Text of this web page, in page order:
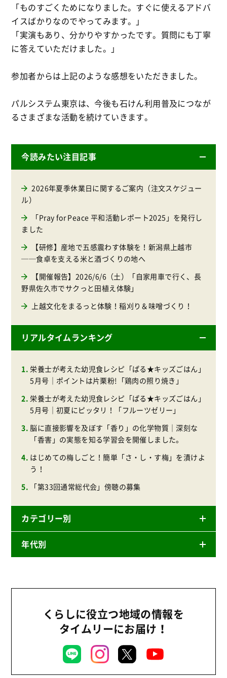
「ものすごくためになりました。すぐに使えるアドバ
イスばかりなのでやってみます。」
「実演もあり、分かりやすかったです。質問にも丁寧
に答えていただけました。」
参加者からは上記のような感想をいただきました。
パルシステム東京は、今後も石けん利用普及につなが
るさまざまな活動を続けていきます。
今読みたい注目記事
2026年夏季休業日に関するご案内（注文スケジュー
ル）
「Pray for Peace 平和活動レポート2025」を発行し
ました
【研修】産地で五感震わす体験を！新潟県上越市
──食卓を支える米と酒づくりの地へ
【開催報告】2026/6/6（土）「自家用車で行く、長
野県佐久市でサクっと田植え体験」
上越文化をまるっと体験！稲刈り＆味噌づくり！
リアルタイムランキング
栄養士が考えた幼児食レシピ「ぱる★キッズごはん」
5月号｜ポイントは片栗粉!「鶏肉の照り焼き」
栄養士が考えた幼児食レシピ「ぱる★キッズごはん」
5月号｜初夏にピッタリ！「フルーツゼリー」
脳に直接影響を及ぼす「香り」の化学物質｜深刻な
「香害」の実態を知る学習会を開催しました。
はじめての梅しごと！簡単「さ・し・す梅」を漬けよ
う！
「第33回通常総代会」傍聴の募集
カテゴリー別
ニュースリリース
組合員活動
平和と国際連帯
年代別
2024年くらしに役立つ地域の情報を
タイムリーにお届け！